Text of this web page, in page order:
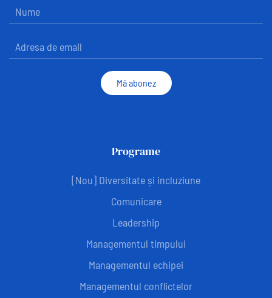
Mă abonez
Programe
[Nou] Diversitate și incluziune
Comunicare
Leadership
Managementul timpului
Managementul echipei
Managementul conflictelor